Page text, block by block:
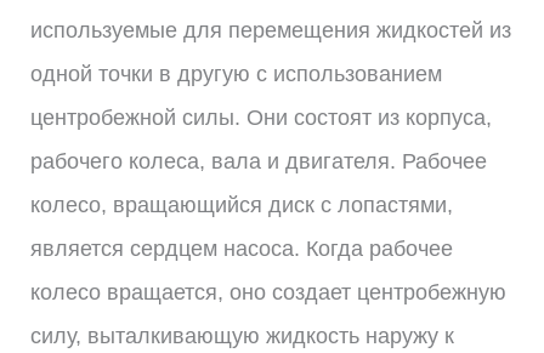
используемые для перемещения жидкостей из
одной точки в другую с использованием
центробежной силы. Они состоят из корпуса,
рабочего колеса, вала и двигателя. Рабочее
колесо, вращающийся диск с лопастями,
является сердцем насоса. Когда рабочее
колесо вращается, оно создает центробежную
силу, выталкивающую жидкость наружу к